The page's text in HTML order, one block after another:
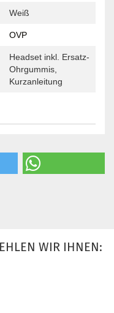
Weiß
OVP
Headset inkl. Ersatz-
Ohrgummis,
Kurzanleitung
WIR IHNEN: